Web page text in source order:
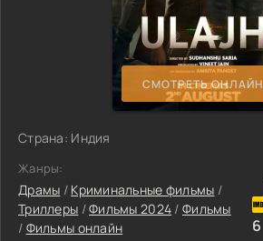
СМОТРЕТЬ ОНЛАЙН
Страна: Индия
Жанры:
Драмы / Криминальные фильмы /
Триллеры /Фильмы 2024 /Фильмы
/ Фильмы онлайн 6